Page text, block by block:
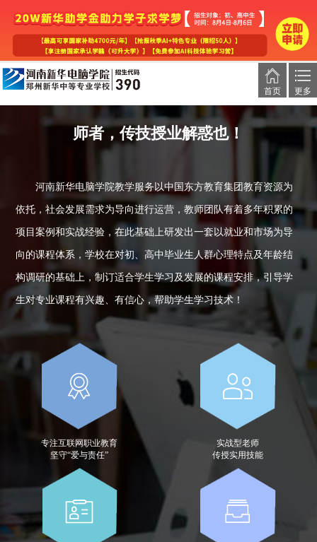
首页 更多
师者，传技授业解惑也！
河南新华电脑学院教学服务以中国东方教育集团教育资源为
依托，社会发展需求为导向进行运营，教师团队有着多年积累的
项目案例和实战经验，在此基础上研发出一套以就业和市场为导
向的课程体系，学校在对初、高中毕业生人群心理特点及年龄结
构调研的基础上，制订适合学生学习及发展的课程安排，引导学
生对专业课程有兴趣、有信心，帮助学生学习技术！
专注互联网职业教育
坚守“爱与责任”
实战型老师
传授实用技能